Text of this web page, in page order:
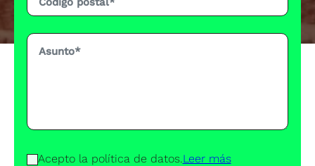
Acepto la política de datos.Leer más